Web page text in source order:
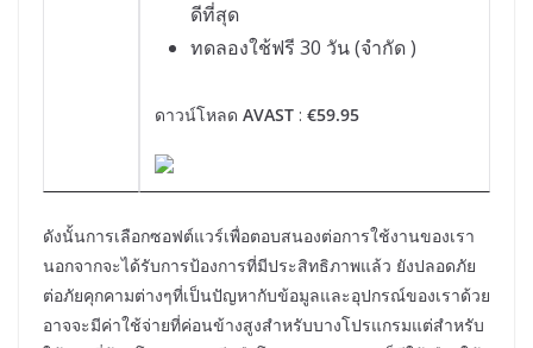
ดีที่สุด
ทดลองใช้ฟรี 30 วัน (จำกัด )
ดาวน์โหลด AVAST : €59.95
ดังนั้นการเลือกซอฟต์แวร์เพื่อตอบสนองต่อการใช้งานของเรา
นอกจากจะได้รับการป้องการที่มีประสิทธิภาพแล้ว ยังปลอดภัย
ต่อภัยคุกคามต่างๆที่เป็นปัญหากับข้อมูลและอุปกรณ์ของเราด้วย
อาจจะมีค่าใช้จ่ายที่ค่อนข้างสูงสำหรับบางโปรแกรมแต่สำหรับ